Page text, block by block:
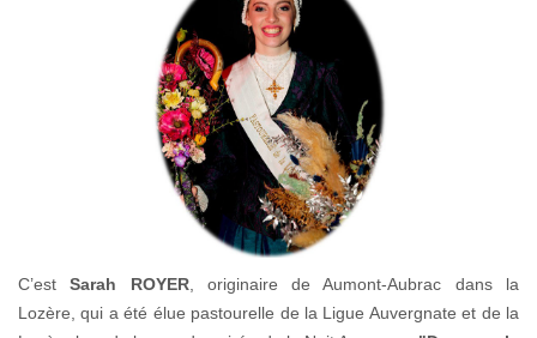
C’estSarah ROYER, originaire de Aumont-Aubrac dans la
Lozère, qui a été élue pastourelle de la Ligue Auvergnate et de la